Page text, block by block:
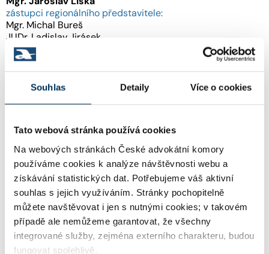
Souhlas Detaily Více o cookies
Tato webová stránka používá cookies
Na webových stránkách České advokátní komory
používáme cookies k analýze návštěvnosti webu a
získávání statistických dat. Potřebujeme váš aktivní
souhlas s jejich využíváním. Stránky pochopitelně
můžete navštěvovat i jen s nutnými cookies; v takovém
případě ale nemůžeme garantovat, že všechny
integrované služby, zejména externího charakteru, budou
fungovat spolehlivě.
zástupci regionálního představitele:
Mgr. Michal Bureš
JUDr. Ladislav Jirásek
JUDr. Julie Šindelářová
region Východní Čechy:
JUDr. Jiří Dobýval
Mgr. Ing. Vítězslav Paděra
region Jižní Morava:
regionální představitel:
Mgr.PavelKroupa
zástupci regionálního představitele:
JUDr. Martin Burián, LL.M.
JUDr. Petr Cembis